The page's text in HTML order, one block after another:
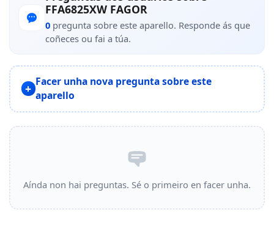
FFA6825XW FAGOR
0 pregunta sobre este aparello. Responde ás que
coñeces ou fai a túa.
Facer unha nova pregunta sobre este
aparello
Aínda non hai preguntas. Sé o primeiro en facer unha.